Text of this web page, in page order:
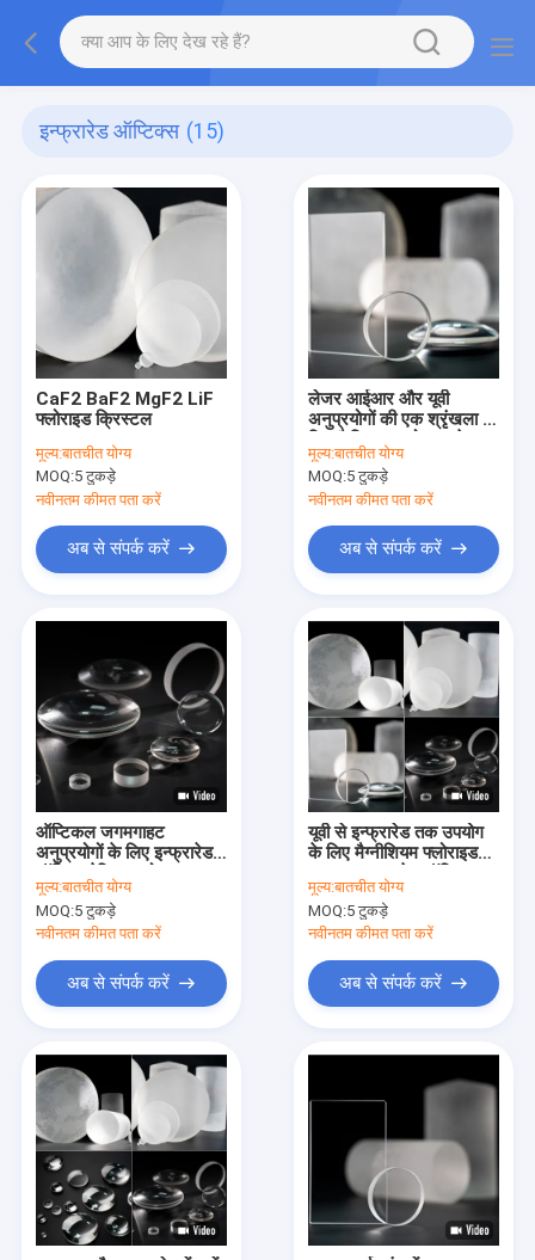
इन्फ्रारेड ऑप्टिक्स (15)
CaF2 BaF2 MgF2 LiF
फ्लोराइड क्रिस्टल
मूल्य:बातचीत योग्य
MOQ:5 टुकड़े
नवीनतम कीमत पता करें
अब से संपर्क करें
लेजर आईआर और यूवी
अनुप्रयोगों की एक श्रृंखला के
लिए कैल्शियम फ्लोराइड वेफर
इन्फ्रारेड विंडो
मूल्य:बातचीत योग्य
MOQ:5 टुकड़े
नवीनतम कीमत पता करें
अब से संपर्क करें
ऑप्टिकल जगमगाहट
अनुप्रयोगों के लिए इन्फ्रारेड
ऑप्टिक बेरियम फ्लोराइड
सब्सट्रेट
मूल्य:बातचीत योग्य
MOQ:5 टुकड़े
नवीनतम कीमत पता करें
अब से संपर्क करें
यूवी से इन्फ्रारेड तक उपयोग
के लिए मैग्नीशियम फ्लोराइड
MgF2 इन्फ्रारेड ऑप्टिक्स
विंडोज लेंस
मूल्य:बातचीत योग्य
MOQ:5 टुकड़े
नवीनतम कीमत पता करें
अब से संपर्क करें